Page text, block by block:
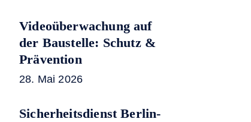
Videoüberwachung auf
der Baustelle: Schutz &
Prävention
28. Mai 2026
Sicherheitsdienst Berlin-